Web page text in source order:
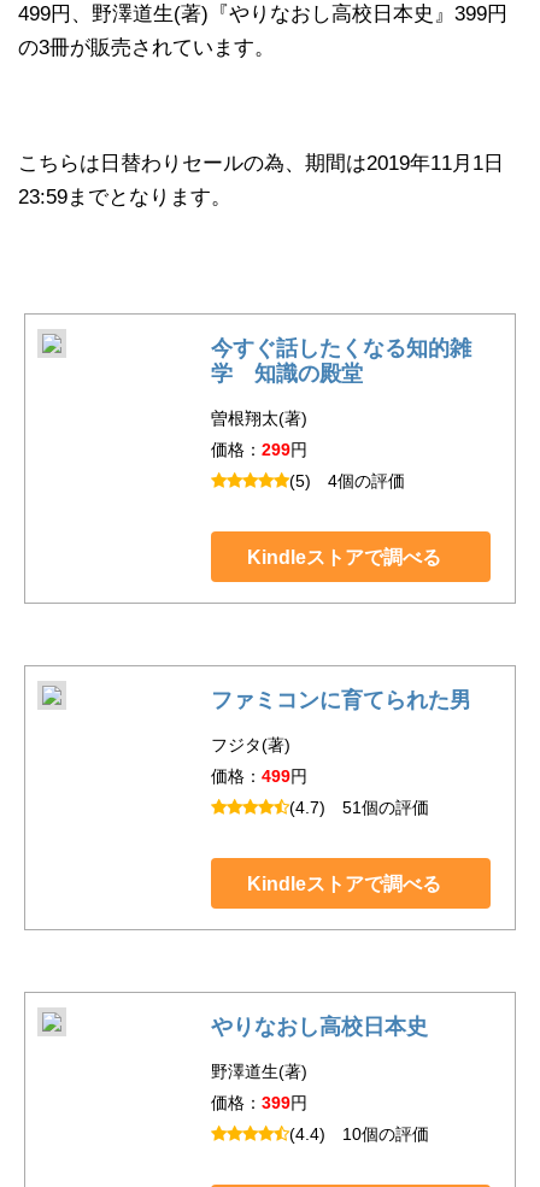
499円、野澤道生(著)『やりなおし高校日本史』399円
の3冊が販売されています。
こちらは日替わりセールの為、期間は2019年11月1日
23:59までとなります。
今すぐ話したくなる知的雑
学 知識の殿堂
曽根翔太(著)
価格： 299円
(5) 4個の評価
Kindleストアで調べる
ファミコンに育てられた男
フジタ(著)
価格： 499円
(4.7) 51個の評価
Kindleストアで調べる
やりなおし高校日本史
野澤道生(著)
価格： 399円
(4.4) 10個の評価